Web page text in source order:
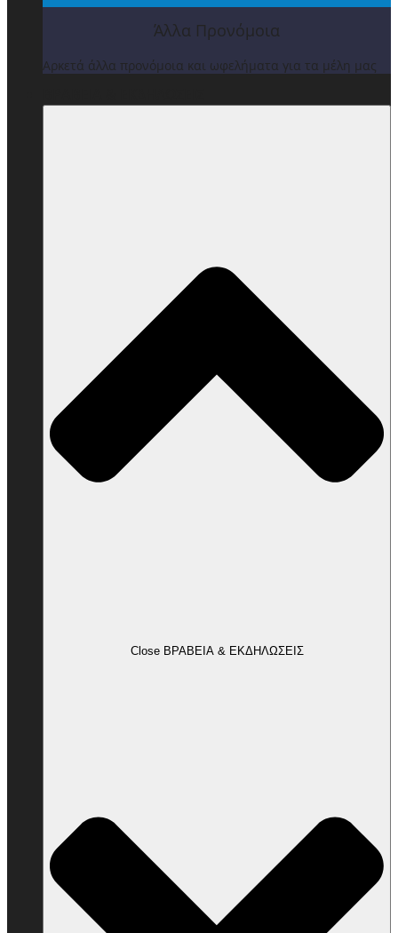
Άλλα Προνόμοια
Αρκετά άλλα προνόμοια και ωφελήματα για τα μέλη μας
Close ΒΡΑΒΕΙΑ & ΕΚΔΗΛΩΣΕΙΣ